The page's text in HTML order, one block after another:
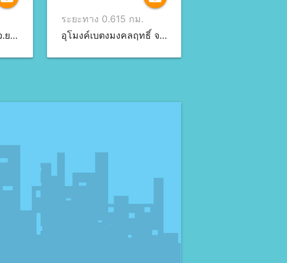
พิพิธภัณฑ์เมืองเบตง จ.ยะลา
ระยะทาง 0.615 กม.
อุโมงค์เบตงมงคลฤทธิ์ จ.ยะลา